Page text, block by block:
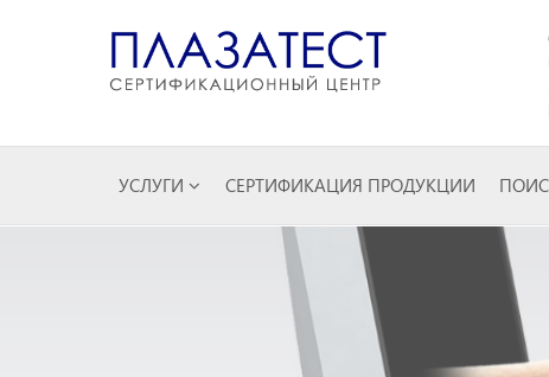
УСЛУГИ СЕРТИФИКАЦИЯ ПРОДУКЦИИ